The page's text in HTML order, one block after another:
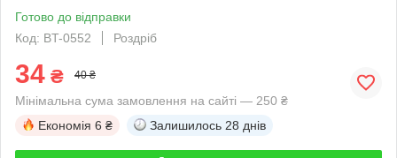
Готово до відправки
Код: BT-0552
Роздріб
34 ₴ 40 ₴
Мінімальна сума замовлення на сайті — 250 ₴
Економія 6 ₴ Залишилось 28 днів